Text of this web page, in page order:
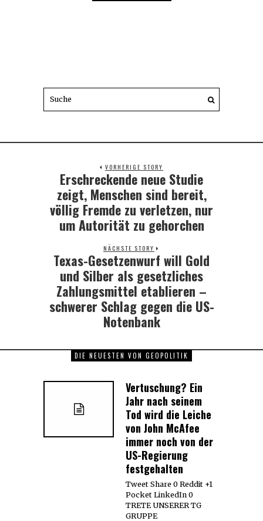
VORHERIGE STORY
Previous
Erschreckende neue Studie
zeigt, Menschen sind bereit,
völlig Fremde zu verletzen, nur
um Autorität zu gehorchen
NÄCHSTE STORY
Next
post:
Texas-Gesetzenwurf will Gold
und Silber als gesetzliches
Zahlungsmittel etablieren –
schwerer Schlag gegen die US-
Notenbank
DIE NEUESTEN VON GEOPOLITIK
Vertuschung? Ein
Jahr nach seinem
Tod wird die Leiche
von John McAfee
immer noch von der
US-Regierung
festgehalten
Tweet Share 0 Reddit +1
Pocket LinkedIn 0
TRETE UNSERER TG
GRUPPE